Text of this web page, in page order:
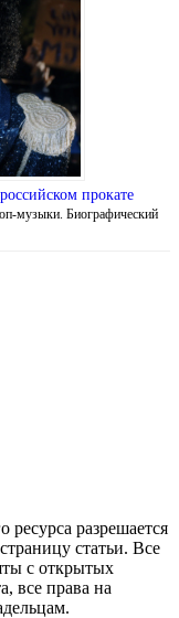
прокате
музыки. Биографический
разрешается
статьи. Все
с открытых
все права на